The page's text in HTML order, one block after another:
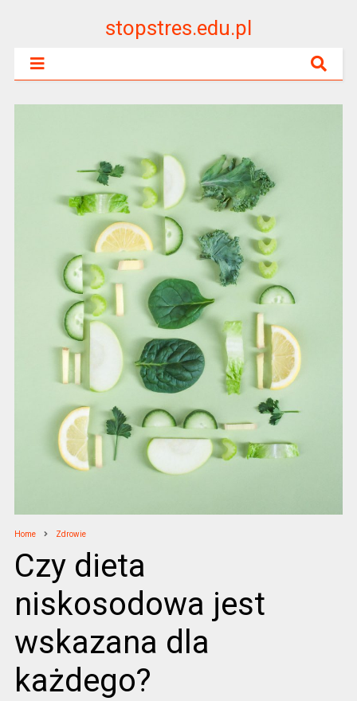
stopstres.edu.pl
Home Zdrowie
Czy dieta
niskosodowa jest
wskazana dla
każdego?